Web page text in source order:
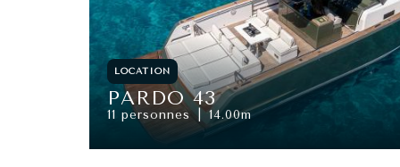
LOCATION
PARDO 43
11 personnes 14.00m